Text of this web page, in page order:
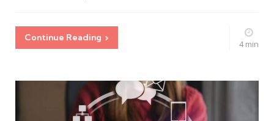
Continue Reading
4 min